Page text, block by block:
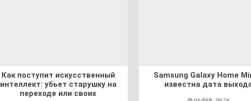
Как поступит искусственный
интеллект: убьет старушку на
переходе или своих
Samsung Galaxy Home
известна дата